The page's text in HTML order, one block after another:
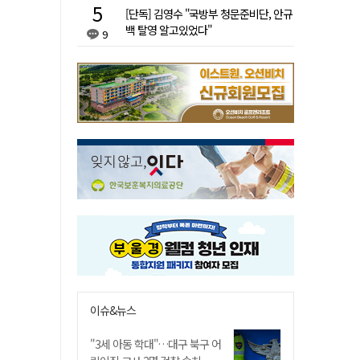
9
[단독] 김영수 "국방부 청문준비단, 안규
백 탈영 알고있었다"
이슈&뉴스
"3세 아동 학대"…대구 북구 어